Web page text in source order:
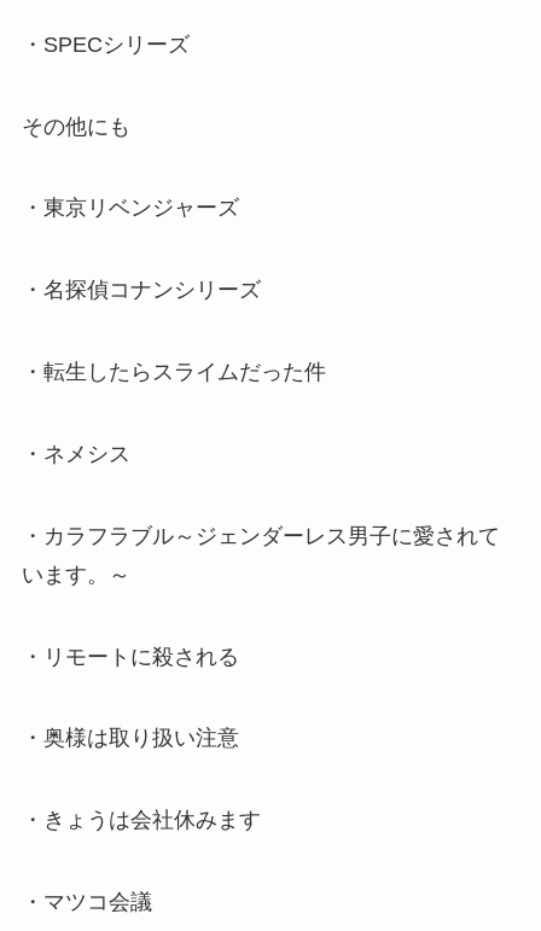
・SPECシリーズ
その他にも
・東京リベンジャーズ
・名探偵コナンシリーズ
・転生したらスライムだった件
・ネメシス
・カラフラブル～ジェンダーレス男子に愛されて
います。～
・リモートに殺される
・奥様は取り扱い注意
・きょうは会社休みます
・マツコ会議